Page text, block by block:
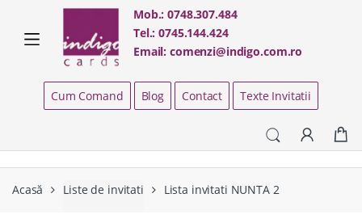
navigation
content
Mob.:0748.307.484
Tel.:0745.144.424
Email:comenzi@indigo.com.ro
Cum Comand Blog Contact Texte Invitatii
Acasă Liste de invitati Lista invitati NUNTA 2